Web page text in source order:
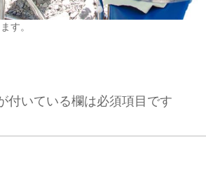
す。
付いている欄は必須項目です